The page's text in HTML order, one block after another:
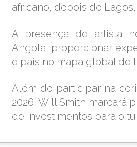
africano, depois de
A presença do artista
Angola, proporcionar
o país no mapa global do
Além de participar na
2026, Will Smith marcará
de investimentos para o